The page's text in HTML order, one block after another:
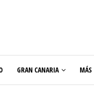
GRAN CANARIA MÁS